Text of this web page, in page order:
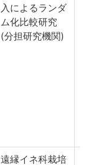
入によるランダ
ム化比較研究
(分担研究機関)
遠縁イネ科栽培